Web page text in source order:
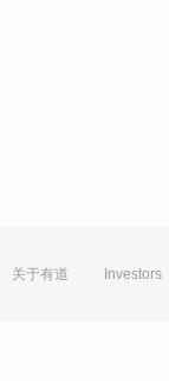
关于有道 Investors